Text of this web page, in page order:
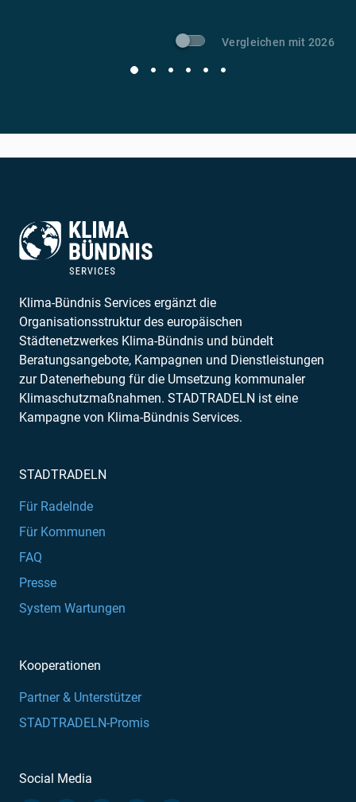
Vergleichen mit 2026
Klima-Bündnis Services ergänzt die
Organisationsstruktur des europäischen
Städtenetzwerkes Klima-Bündnis und bündelt
Beratungsangebote, Kampagnen und Dienstleistungen
zur Datenerhebung für die Umsetzung kommunaler
Klimaschutzmaßnahmen. STADTRADELN ist eine
Kampagne von Klima-Bündnis Services.
STADTRADELN
Für Radelnde
Für Kommunen
FAQ
Presse
System Wartungen
Kooperationen
Partner & Unterstützer
STADTRADELN-Promis
Social Media